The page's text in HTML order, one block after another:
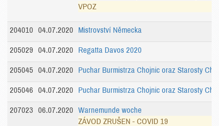
VPOZ
204010 04.07.2020 Mistrovství Německa
205029 04.07.2020 Regatta Davos 2020
205045 04.07.2020 Puchar Burmistrza Chojnic oraz Starosty
205046 04.07.2020 Puchar Burmistrza Chojnic oraz Starosty
207023 06.07.2020
Warnemunde woche
ZÁVOD ZRUŠEN - COVID 19